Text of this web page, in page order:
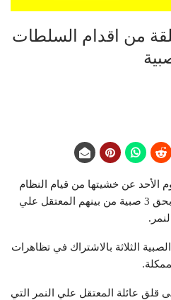
من اقدام السلطات
الأحد عن خشيتها من قيام النظام
السعودي بتنفيذ أحكام بالإعدام بحق 3 صبية من بينهم المعتقل علي
الثلاثة بالاشتراك في تظاهرات
قلق عائلة المعتقل علي النمر التي